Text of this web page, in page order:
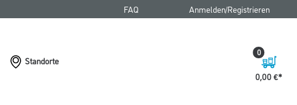
FAQ Anmelden/Registrieren
Standorte
0,00 €
0